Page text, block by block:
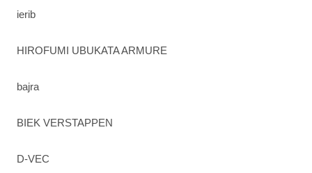
ierib
HIROFUMI UBUKATA ARMURE
bajra
BIEK VERSTAPPEN
D-VEC